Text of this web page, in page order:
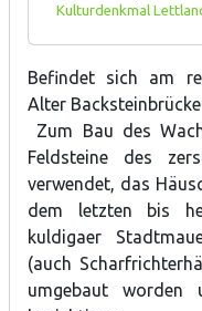
Kulturdenkmal
Befindet sich am
Alter
Zum Bau des
Feldsteine des
verwendet, das
dem letzten bis
kuldigaer
(auch
umgebaut